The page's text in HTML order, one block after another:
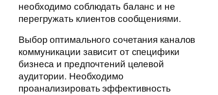
необходимо соблюдать баланс и не
перегружать клиентов сообщениями.
Выбор оптимального сочетания каналов
коммуникации зависит от специфики
бизнеса и предпочтений целевой
аудитории. Необходимо
проанализировать эффективность